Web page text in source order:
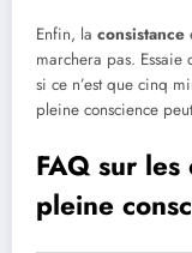
Enfin, la consistance
marchera pas. Essaie
si ce n’est que cinq
pleine conscience
FAQ sur
pleine